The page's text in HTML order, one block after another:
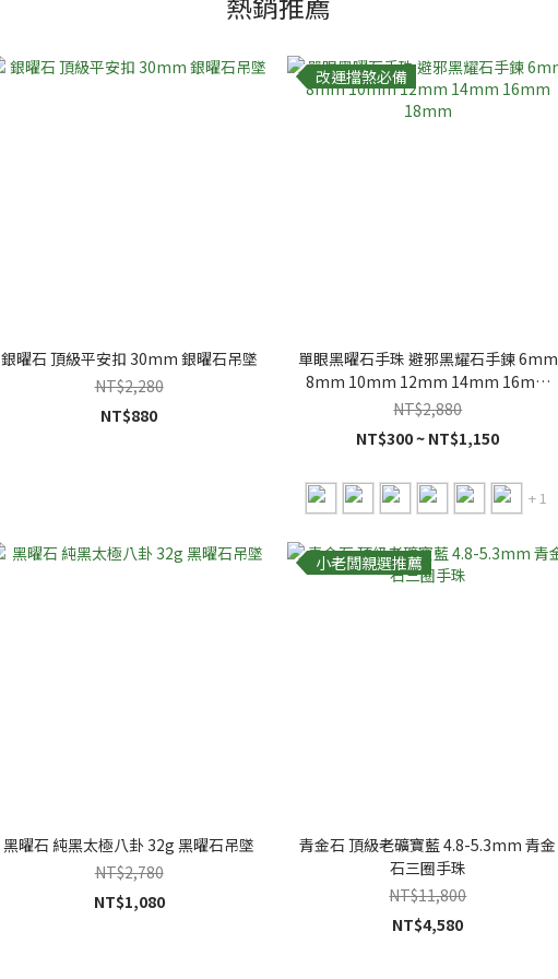
銀曜石 頂級平安扣 30mm 銀曜石吊墜
NT$2,280
NT$880
改運擋煞必備
單眼黑曜石手珠 避邪黑耀石手鍊 6mm
8mm 10mm 12mm 14mm 16mm
18mm
NT$2,880
NT$300 ~ NT$1,150
+ 1
黑曜石 純黑太極八卦 32g 黑曜石吊墜
NT$2,780
NT$1,080
小老闆親選推薦
青金石 頂級老礦寶藍 4.8-5.3mm 青金
石三圈手珠
NT$11,800
NT$4,580